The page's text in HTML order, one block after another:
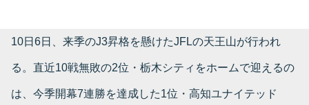
10日6日、来季のJ3昇格を懸けたJFLの天王山が行われ
る。直近10戦無敗の2位・栃木シティをホームで迎えるの
は、今季開幕7連勝を達成した1位・高知ユナイテッド